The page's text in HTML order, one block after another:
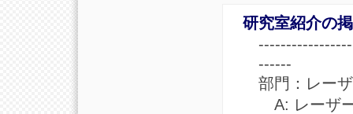
研究室紹介の
------
部門：レー
A: レーザ